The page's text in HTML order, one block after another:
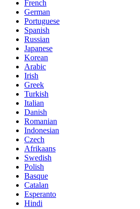
French
German
Portuguese
Spanish
Russian
Japanese
Korean
Arabic
Irish
Greek
Turkish
Italian
Danish
Romanian
Indonesian
Czech
Afrikaans
Swedish
Polish
Basque
Catalan
Esperanto
Hindi